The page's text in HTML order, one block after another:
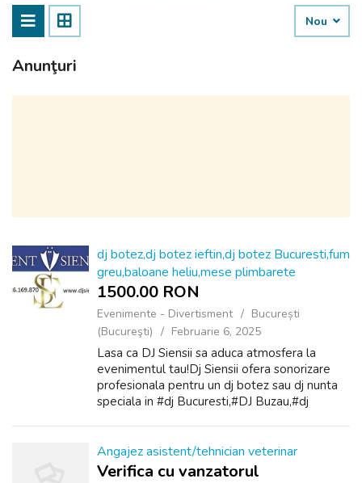
Nou
Anunţuri
dj botez,dj botez ieftin,dj botez Bucuresti,fum
greu,baloane heliu,mese plimbarete
1500.00 RON
Evenimente - Divertisment
București
(Bucureşti)
Februarie 6, 2025
Lasa ca DJ Siensii sa aduca atmosfera la
evenimentul tau!Dj Siensii ofera sonorizare
profesionala pentru un dj botez sau dj nunta
speciala in #dj Bucuresti,#DJ Buzau,#dj
Angajez asistent/tehnician veterinar
Verifica cu vanzatorul